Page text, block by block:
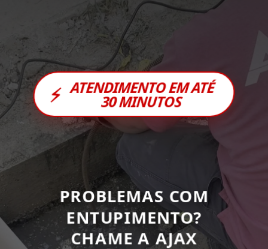
⚡ ATENDIMENTO EM ATÉ
30 MINUTOS
PROBLEMAS COM
ENTUPIMENTO?
CHAME A AJAX